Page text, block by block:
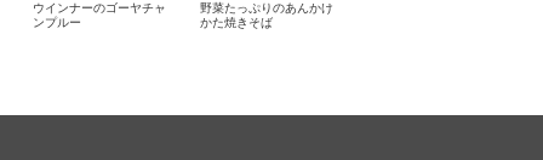
ウインナーのゴーヤチャ
ンプルー
野菜たっぷりのあんかけ
かた焼きそば